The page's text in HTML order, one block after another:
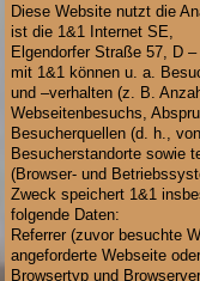
Diese Website nutzt die
ist die 1&1 Internet SE,
Elgendorfer Straße 57, D
mit 1&1 können u. a.
und –verhalten (z. B.
Webseitenbesuchs,
Besucherquellen (d. h.,
Besucherstandorte sowie
(Browser- und
Zweck speichert 1&1
folgende Daten:
Referrer (zuvor besuchte
angeforderte Webseite
Browsertyp und